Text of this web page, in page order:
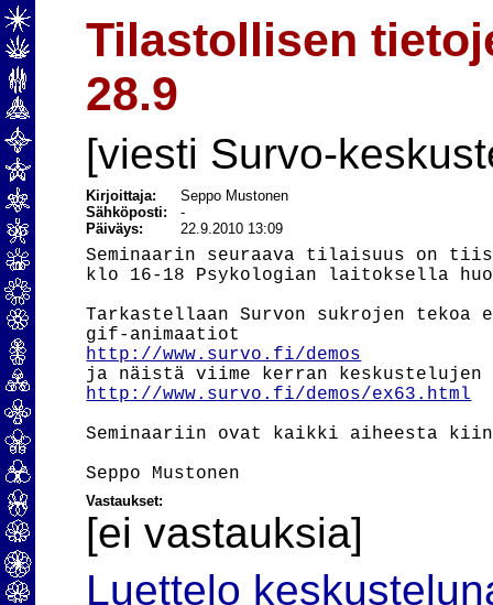
Tilastollisen
28.9
[viesti Survo-
Kirjoittaja:
Seppo Mustonen
Sähköposti:-
Päiväys:
22.9.2010 13:09
Seminaarin seuraava tilaisuus on
klo 16-18 Psykologian laitoksella
Tarkastellaan Survon sukrojen tekoa
http://www.survo.fi/demos
http://www.survo.fi/demos/ex63.html
Seminaariin ovat kaikki aiheesta
Vastaukset:
[ei vastauksia]
Luettelo